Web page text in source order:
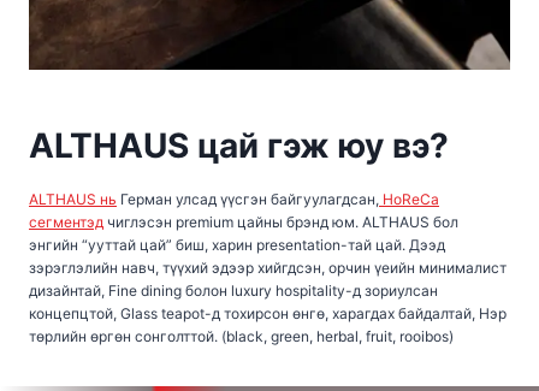
ALTHAUS цай гэж юу вэ?
ALTHAUS нь Герман улсад үүсгэн байгуулагдсан, HoReCa
сегментэд чиглэсэн premium цайны брэнд юм. ALTHAUS бол
энгийн “ууттай цай” биш, харин presentation-тай цай. Дээд
зэрэглэлийн навч, түүхий эдээр хийгдсэн, орчин үеийн минималист
дизайнтай, Fine dining болон luxury hospitality-д зориулсан
концепцтой, Glass teapot-д тохирсон өнгө, харагдах байдалтай, Нэр
төрлийн өргөн сонголттой. (black, green, herbal, fruit, rooibos)